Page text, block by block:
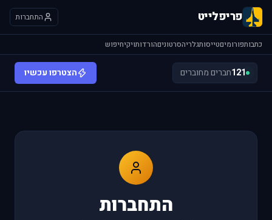
פריפלייט התחברות
כתבותפורומיםטייסותגלריהסרטוניםהורדותויקיחיפוש
121חברים מחוברים הצטרפו עכשיו
התחברות